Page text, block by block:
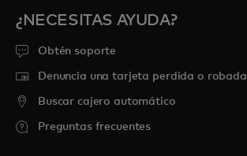
¿NECESITAS AYUDA?
Obtén soporte
Denuncia una tarjeta perdida o robada
Buscar cajero automático
Preguntas frecuentes